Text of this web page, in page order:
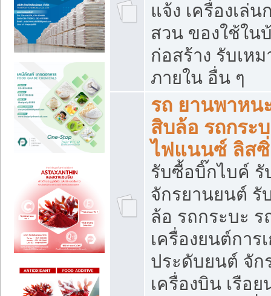
แจ้ง เครื่องเล่น
สวน ของใช้ใน
ก่อสร้าง รับเห
ภายใน อื่น ๆ
รถ ยานพาหน
สิบล้อ รถกระ
ไฟแนนซ์ ลิส
รับซื้อบิ๊กไบค์
จักรยานยนต์ รั
ล้อ รถกระบะ
เครื่องยนต์การ
ประดับยนต์ จัก
เครื่องบิน เรือ